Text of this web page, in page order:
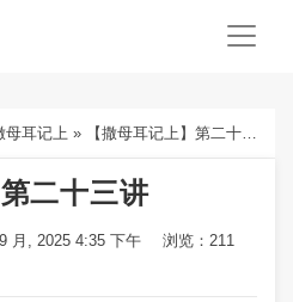
母耳记上 » 【撒母耳记上】第二十三讲
二十三讲
月, 2025 4:35 下午
浏览：211